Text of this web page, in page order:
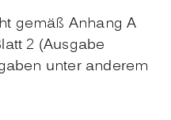
gemäß Anhang A
2 (Ausgabe
unter anderem